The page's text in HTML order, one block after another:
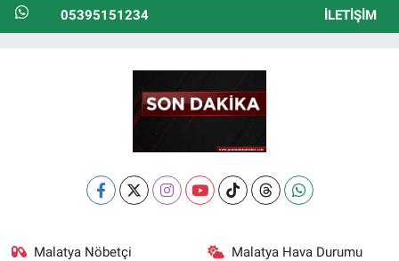
05395151234 İLETIŞIM
Malatya Nöbetçi
Malatya Hava Durumu